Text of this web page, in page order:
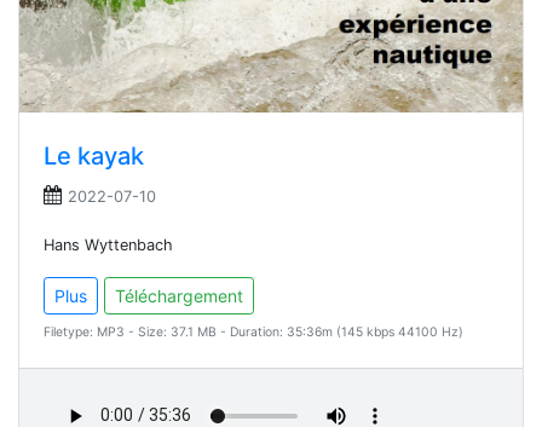
Le kayak
2022-07-10
Hans Wyttenbach
Plus Téléchargement
Filetype: MP3 - Size: 37.1 MB - Duration: 35:36m (145 kbps 44100 Hz)